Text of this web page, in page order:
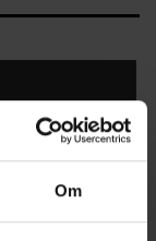
Om